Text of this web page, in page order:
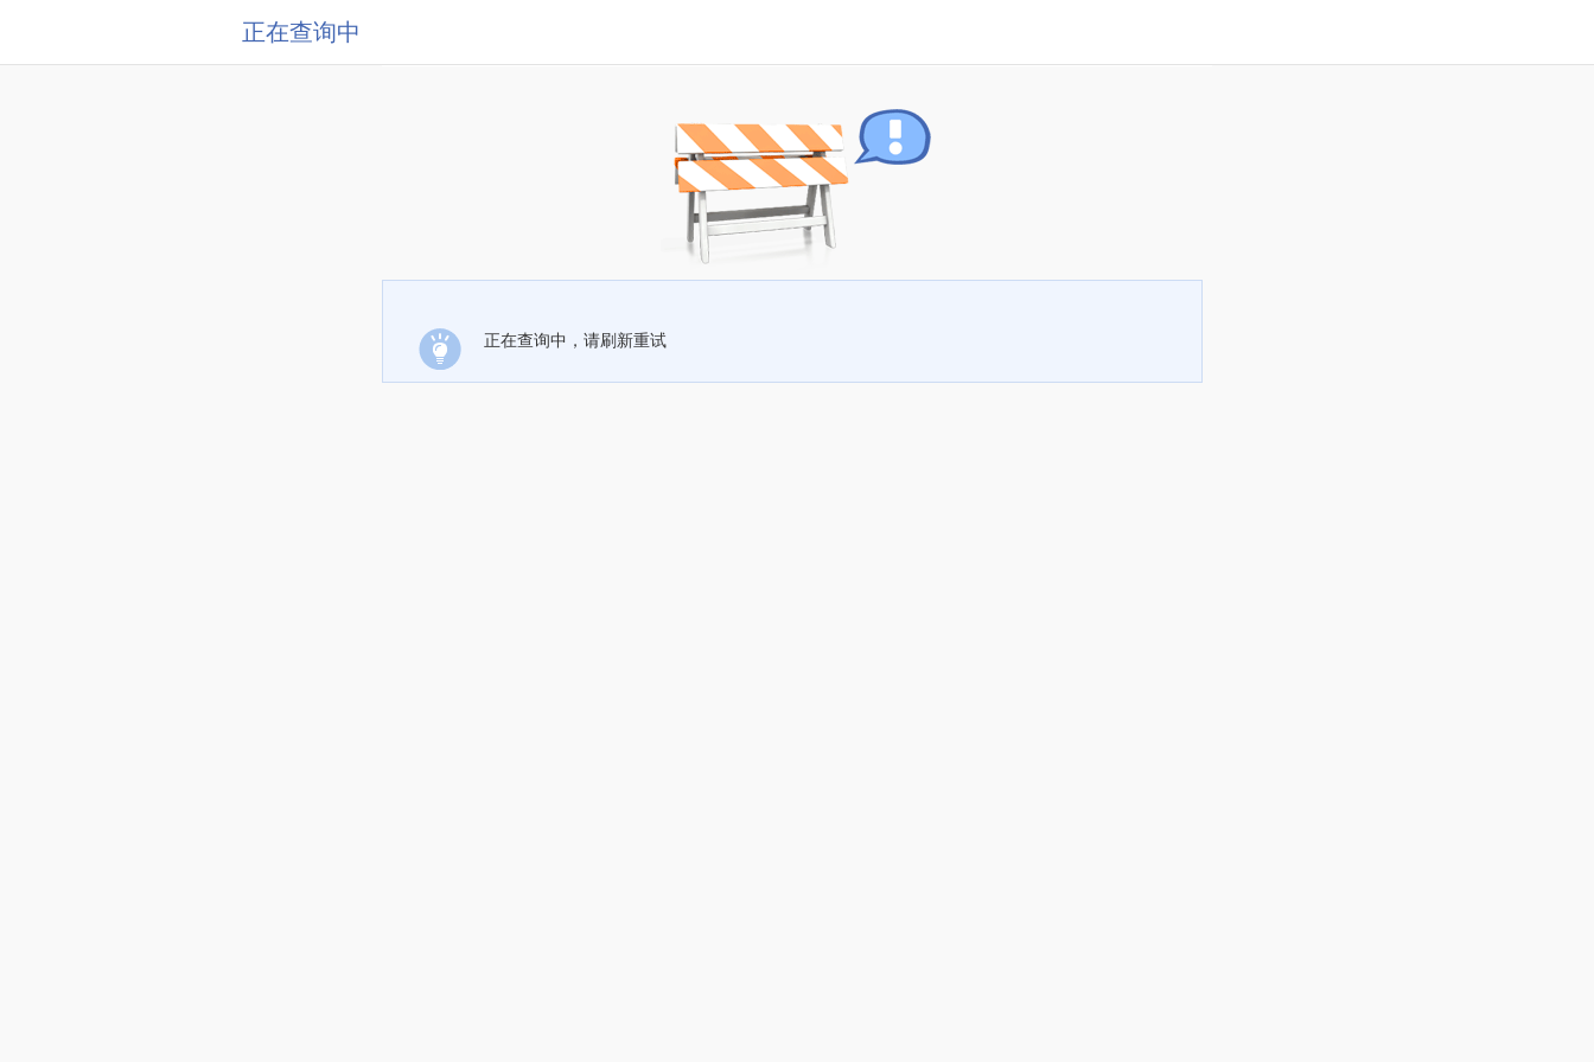
正在查询中
正在查询中，请刷新重试